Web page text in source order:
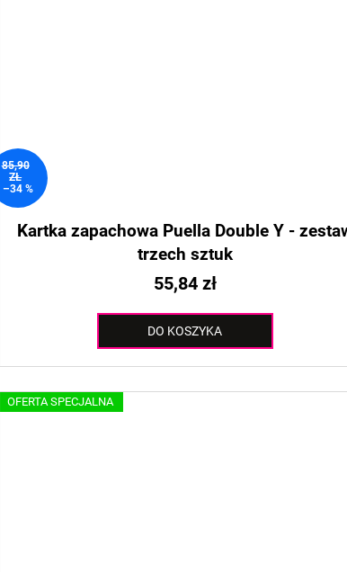
85,90
ZŁ
–34 %
Kartka zapachowa Puella Double Y -
trzech sztuk
55,84 zł
DO KOSZYKA
OFERTA SPECJALNA